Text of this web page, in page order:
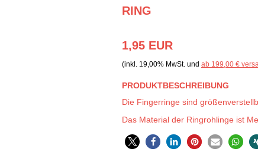
RING
1,95 EUR
(inkl. 19,00% MwSt. und ab 199,00 €
PRODUKTBESCHREIBUNG
Die Fingerringe sind
Das Material der Ringrohlinge ist